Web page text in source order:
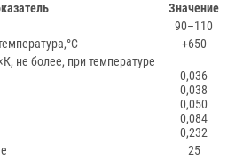
Значение
90–110
+650
не более, при температуре
0,036
0,038
0,050
0,084
0,232
25